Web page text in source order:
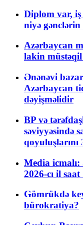
Diplom var,
niyə
Azərbaycan
lakin müstəqil
Ənənəvi
Azərbaycan
dəyişməlidir
BP və
səviyyəsində
qoyuluşlarını
Media
2026-cı il
Gömrükdə
bürokratiya?